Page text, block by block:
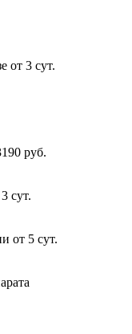
от 3 сут.
руб.
сут.
от 5 сут.